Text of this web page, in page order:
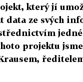
který jí
data ze svých
projektu